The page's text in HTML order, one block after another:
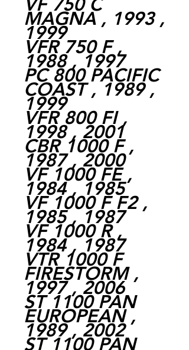
MAGNA , 1993 ,
1999
VFR 750 F ,
1988 , 1997
PC 800 PACIFIC
COAST , 1989 ,
1999
VFR 800 FI ,
1998 , 2001
CBR 1000 F ,
1987 , 2000
VF 1000 FE ,
1984 , 1985
VF 1000 F F2 ,
1985 , 1987
VF 1000 R ,
1984 , 1987
VTR 1000 F
FIRESTORM ,
1997 , 2006
ST 1100 PAN
EUROPEAN ,
1989 , 2002
ST 1100 PAN